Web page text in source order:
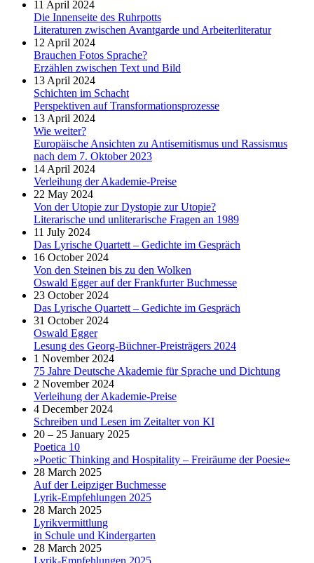
11 April 2024
Die Innenseite des Ruhrpotts
Literaturen zwischen Avantgarde und Arbeiterliteratur
12 April 2024
Brauchen Fotos Sprache?
Erzählen zwischen Text und Bild
13 April 2024
Schichten im Schacht
Perspektiven auf Transformationsprozesse
13 April 2024
Wie weiter?
Europäische Ansichten zu Antisemitismus und Rassismus
nach dem 7. Oktober 2023
14 April 2024
Verleihung der Akademie-Preise
22 May 2024
Von der Utopie zur Dystopie zur Utopie?
Literarische und unliterarische Fragen an 1989
11 July 2024
Das Lyrische Quartett – Gedichte im Gespräch
16 October 2024
Von den Steinen bis zu den Wolken
Oswald Egger auf der Frankfurter Buchmesse
23 October 2024
Das Lyrische Quartett – Gedichte im Gespräch
31 October 2024
Oswald Egger
Lesung des Georg-Büchner-Preisträgers 2024
1 November 2024
75 Jahre Deutsche Akademie für Sprache und Dichtung
2 November 2024
Verleihung der Akademie-Preise
4 December 2024
Schreiben und Lesen im Zeitalter von KI
20 – 25 January 2025
Poetica 10
»Poetic Thinking and Hospitality – Freiräume der Poesie«
28 March 2025
Auf der Leipziger Buchmesse
Lyrik-Empfehlungen 2025
28 March 2025
Lyrikvermittlung
in Schule und Kindergarten
28 March 2025
Lyrik-Empfehlungen 2025